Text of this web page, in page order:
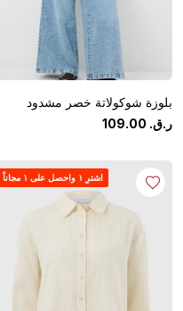
بلوزة شوكولاتة خصر مشدود
ر.ق.
109.00
اشترِ ١ واحصل على ١ مجاناً